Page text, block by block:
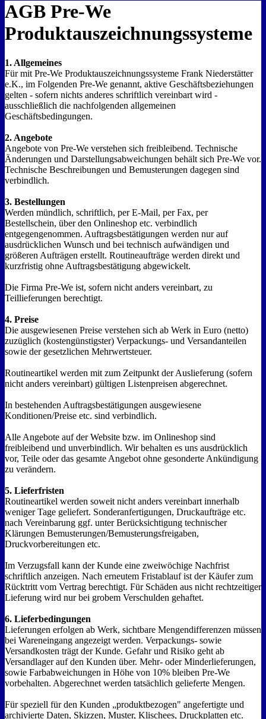
AGB Pre-We
Produktauszeichnungssysteme
1. Allgemeines
Für mit Pre-We Produktauszeichnungssysteme Frank Niederstätter
e.K., im Folgenden Pre-We genannt, aktive Geschäftsbeziehungen
gelten - sofern nichts anderes schriftlich vereinbart wird -
ausschließlich die nachfolgenden allgemeinen
Geschäftsbedingungen.
2. Angebote
Angebote von Pre-We verstehen sich freibleibend. Technische
Änderungen und Darstellungsabweichungen behält sich Pre-We vor.
Technische Beschreibungen und Bemusterungen dagegen sind
verbindlich.
3. Bestellungen
Werden mündlich, schriftlich, per E-Mail, per Fax, per
Bestellschein, über den Onlineshop etc. verbindlich
entgegengenommen. Auftragsbestätigungen werden nur auf
ausdrücklichen Wunsch und bei technisch aufwändigen und
größeren Aufträgen erstellt. Routineaufträge werden direkt und
kurzfristig ohne Auftragsbestätigung abgewickelt.
Die Firma Pre-We ist, sofern nicht anders vereinbart, zu
Teillieferungen berechtigt.
4. Preise
Die ausgewiesenen Preise verstehen sich ab Werk in Euro (netto)
zuzüglich (kostengünstigster) Verpackungs- und Versandanteilen
sowie der gesetzlichen Mehrwertsteuer.
Routineartikel werden mit zum Zeitpunkt der Auslieferung (sofern
nicht anders vereinbart) gültigen Listenpreisen abgerechnet.
In bestehenden Auftragsbestätigungen ausgewiesene
Konditionen/Preise etc. sind verbindlich.
Alle Angebote auf der Website bzw. im Onlineshop sind
freibleibend und unverbindlich. Wir behalten es uns ausdrücklich
vor, Teile oder das gesamte Angebot ohne gesonderte Ankündigung
zu verändern.
5. Lieferfristen
Routineartikel werden soweit nicht anders vereinbart innerhalb
weniger Tage geliefert. Sonderanfertigungen, Druckaufträge etc.
nach Vereinbarung ggf. unter Berücksichtigung technischer
Klärungen Bemusterungen/Bemusterungsfreigaben,
Druckvorbereitungen etc.
Im Verzugsfall kann der Kunde eine zweiwöchige Nachfrist
schriftlich anzeigen. Nach erneutem Fristablauf ist der Käufer zum
Rücktritt vom Vertrag berechtigt. Für Schäden aus nicht rechtzeitiger
Lieferung wird nur bei grobem Verschulden gehaftet.
6. Lieferbedingungen
Lieferungen erfolgen ab Werk, sichtbare Mengendifferenzen müssen
bei Wareneingang angezeigt werden. Verpackungs- sowie
Versandkosten trägt der Kunde. Gefahr und Risiko geht ab
Versandlager auf den Kunden über. Mehr- oder Minderlieferungen,
sowie Farbabweichungen in Höhe von 10% bleiben Pre-We
vorbehalten. Abgerechnet werden tatsächlich gelieferte Mengen.
Für speziell für den Kunden „produktbezogen" angefertigte und
archivierte Daten, Skizzen, Muster, Klischees, Druckplatten etc.